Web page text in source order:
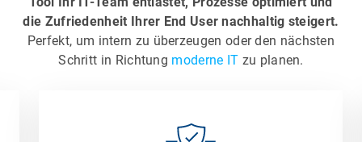
die Zufriedenheit Ihrer End User nachhaltig steigert.
Perfekt, um intern zu überzeugen oder den nächsten
Schritt in Richtung moderne IT zu planen.